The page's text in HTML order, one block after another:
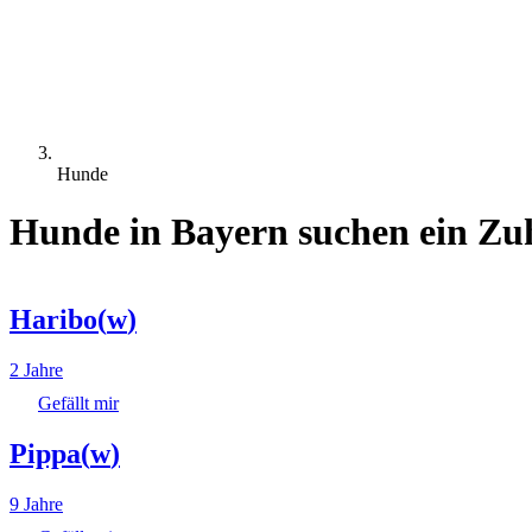
Hunde
Hunde in Bayern suchen ein
Haribo(w)
2 Jahre
Gefällt mir
Pippa(w)
9 Jahre